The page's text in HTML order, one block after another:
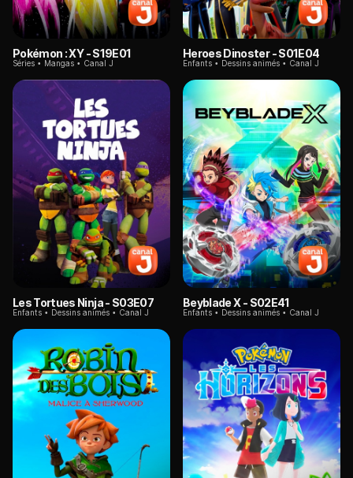
Pokémon : XY - S19E01
Séries Mangas Canal J
Heroes Dinoster - S01E04
Enfants Dessins animés Canal J
Les Tortues Ninja- S03E07
Enfants Dessins animés Canal J
Beyblade X - S02E41
Enfants Dessins animés Canal J